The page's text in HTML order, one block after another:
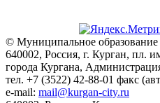
© Муниципальное образование
640002, Россия, г. Курган, пл.
города Кургана,
тел. +7 (3522) 42-88-01 факс
e-mail: mail@kurgan-city.ru